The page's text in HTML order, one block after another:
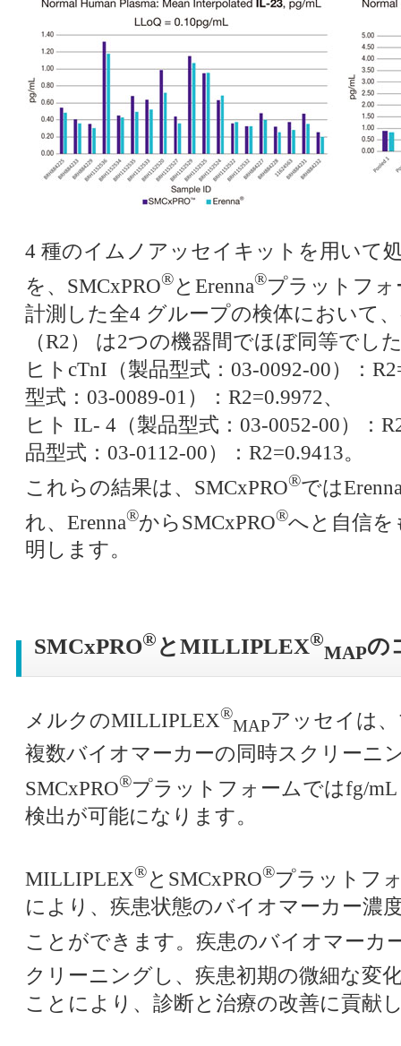
4 種のイムノアッセイキットを用いて
を、SMCxPRO®とErenna®プラットフ
計測した全4 グループの検体において
（R2） は2つの機器間でほぼ同等でし
ヒトcTnI（製品型式：03-0092-00）：
型式：03-0089-01）：R2=0.9972、
ヒト IL- 4（製品型式：03-0052-00）：
品型式：03-0112-00）：R2=0.9413。
これらの結果は、SMCxPRO®では
れ、Erenna®からSMCxPRO®へと自信を
明します。
SMCxPRO® とMILLIPLEX®
MAPの
メルクのMILLIPLEX®
MAPアッセイは
複数バイオマーカーの同時スクリーニ
SMCxPRO®プラットフォームではfg/
検出が可能になります。
MILLIPLEX®とSMCxPRO®プラットフ
により、疾患状態のバイオマーカー濃
ことができます。疾患のバイオマーカ
クリーニングし、疾患初期の微細な変
ことにより、診断と治療の改善に貢献